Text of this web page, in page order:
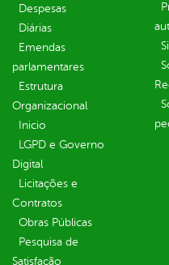
Despesas
Diárias
Emendas
parlamentares
Estrutura
Organizacional
Inicio
LGPD e Governo
Digital
Licitações e
Contratos
Obras Públicas
Pesquisa de
Satisfação